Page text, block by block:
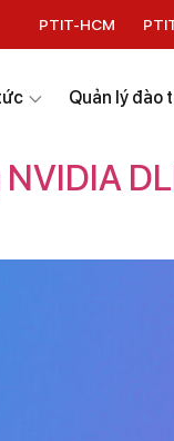
PTIT-HCM
Quản lý đào